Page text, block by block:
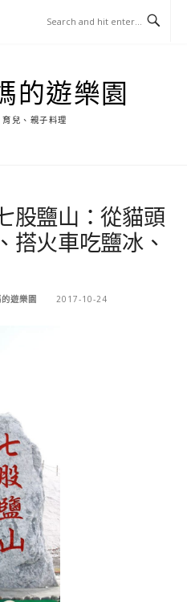
的遊樂園
兒、親子料理
股鹽山：從貓頭
搭火車吃鹽冰、
遊樂園 2017-10-24